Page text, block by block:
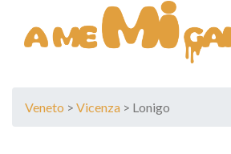
content
Veneto > Vicenza > Lonigo